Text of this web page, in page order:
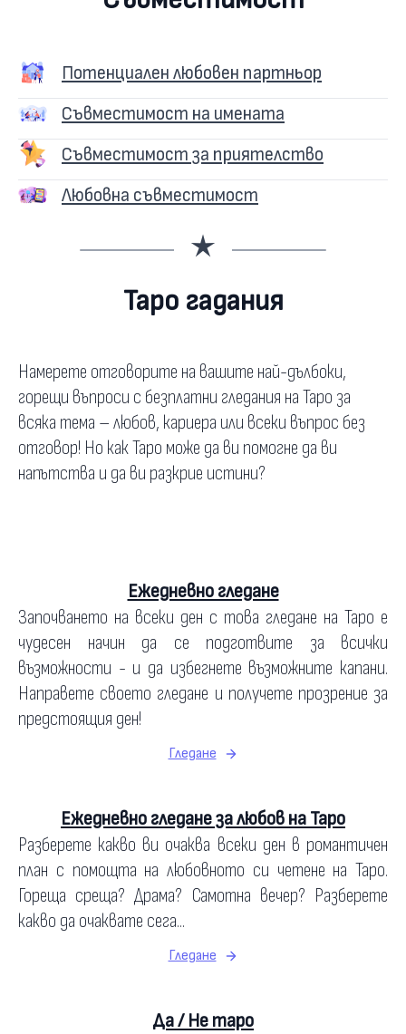
Потенциален любовен партньор
Съвместимост на имената
Съвместимост за приятелство
Любовна съвместимост
Таро гадания
Намерете отговорите на вашите най-дълбоки,
горещи въпроси с безплатни гледания на Таро за
всяка тема – любов, кариера или всеки въпрос без
отговор! Но как Таро може да ви помогне да ви
напътства и да ви разкрие истини?
Ежедневно гледане
Започването на всеки ден с това гледане на Таро е
чудесен начин да се подготвите за всички
възможности - и да избегнете възможните капани.
Направете своето гледане и получете прозрение за
предстоящия ден!
Гледане
Ежедневно гледане за любов на Таро
Разберете какво ви очаква всеки ден в романтичен
план с помощта на любовното си четене на Таро.
Гореща среща? Драма? Самотна вечер? Разберете
какво да очаквате сега...
Гледане
Да / Не таро